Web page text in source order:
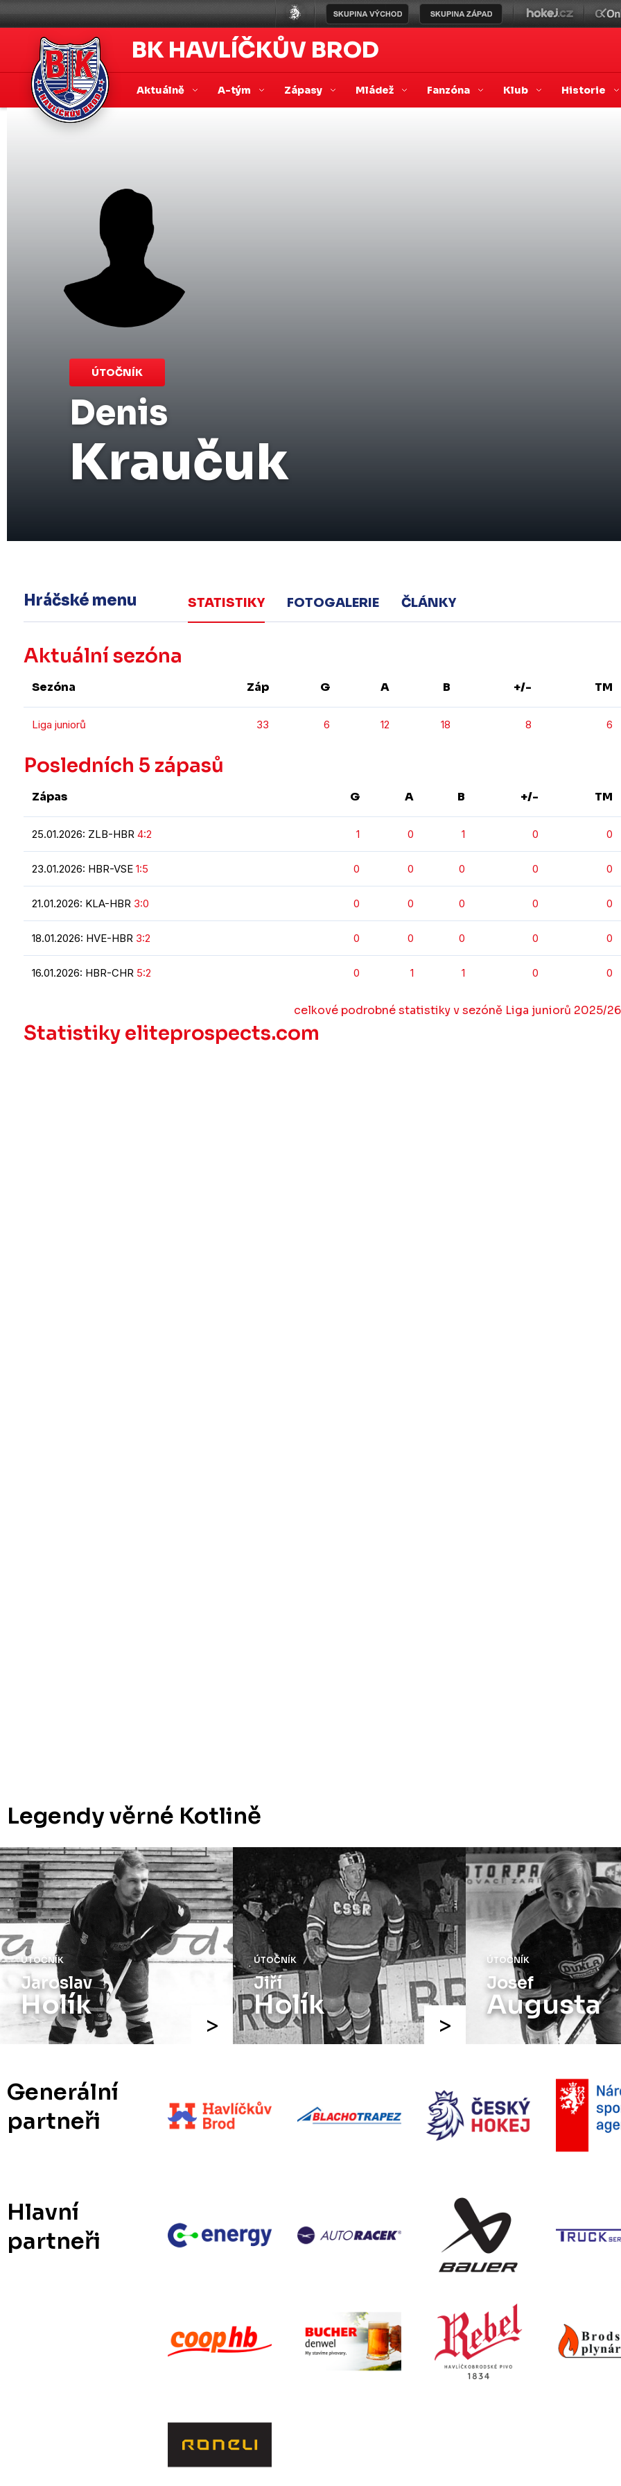
BK HAVLÍČKŮV BROD
Aktuálně A-tým Zápasy Mládež Fanzóna Klub Historie
ÚTOČNÍK
Denis
Kraučuk
Hráčské menu STATISTIKY FOTOGALERIE ČLÁNKY
Aktuální sezóna
Sezóna Záp G A B +/- TM
Liga juniorů 33 6 12 18 8 6
Posledních 5 zápasů
Zápas G A B +/- TM
25.01.2026: ZLB-HBR 4:2 1 0 1 0 0
23.01.2026: HBR-VSE 1:5 0 0 0 0 0
21.01.2026: KLA-HBR 3:0 0 0 0 0 0
18.01.2026: HVE-HBR 3:2 0 0 0 0 0
16.01.2026: HBR-CHR 5:2 0 1 1 0 0
celkové podrobné statistiky v sezóně Liga juniorů 2025/26
Statistiky eliteprospects.com
Legendy věrné Kotlině
ÚTOČNÍK
Jaroslav
Holík
ÚTOČNÍK
Jiří
Holík
ÚTOČNÍK
Josef
Augusta
Generální
partneři
Hlavní
partneři